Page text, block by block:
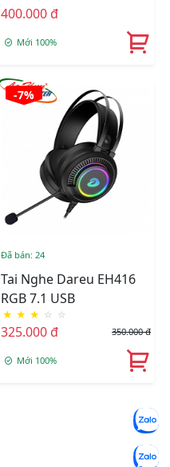
400.000 đ
Mới 100%
-7%
Đã bán: 24
Tai Nghe Dareu EH416
RGB 7.1 USB
★ ★ ★ ☆ ☆
325.000 đ 350.000 đ
Mới 100%